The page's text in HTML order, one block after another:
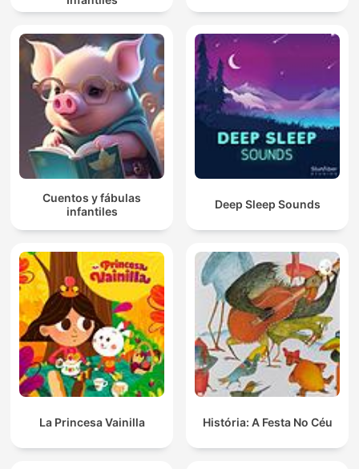
Cuentos y fábulas
infantiles
Deep Sleep Sounds
La Princesa Vainilla História: A Festa No Céu